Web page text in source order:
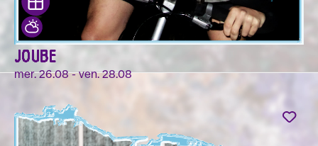
JOUBE
mer. 26.08 - ven. 28.08